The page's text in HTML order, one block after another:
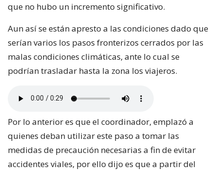
que no hubo un incremento significativo.
Aun así se están apresto a las condiciones dado que
serían varios los pasos fronterizos cerrados por las
malas condiciones climáticas, ante lo cual se
podrían trasladar hasta la zona los viajeros.
Por lo anterior es que el coordinador, emplazó a
quienes deban utilizar este paso a tomar las
medidas de precaución necesarias a fin de evitar
accidentes viales, por ello dijo es que a partir del